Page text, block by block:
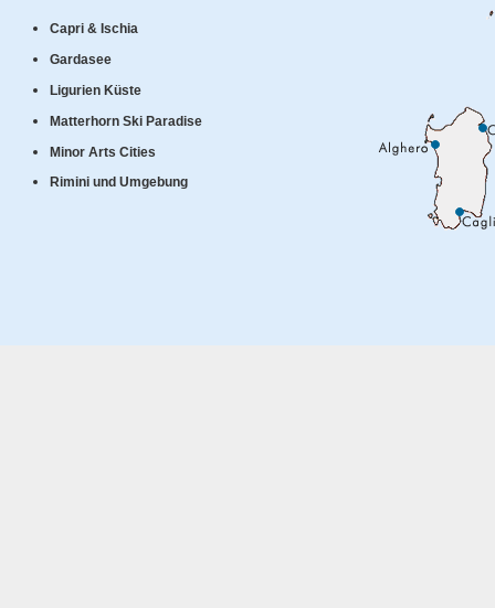
Capri & Ischia
Gardasee
Ligurien Küste
Matterhorn Ski Paradise
Minor Arts Cities
Rimini und Umgebung